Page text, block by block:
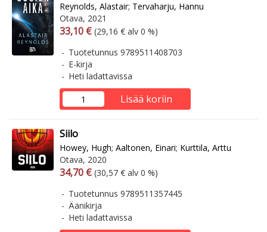
Reynolds, Alastair; Tervaharju, Hannu
Otava, 2021
Arvonlisäverollinen hinta
33,10 € Arvonlisäveroton hinta
(29,16 € alv 0 %)
Tuotetunnus 9789511408703
E-kirja
Heti ladattavissa
Lisää koriin
Siilo
Howey, Hugh; Aaltonen, Einari; Kurttila, Arttu
Otava, 2020
Arvonlisäverollinen hinta
34,70 € Arvonlisäveroton hinta
(30,57 € alv 0 %)
Tuotetunnus 9789511357445
Äänikirja
Heti ladattavissa